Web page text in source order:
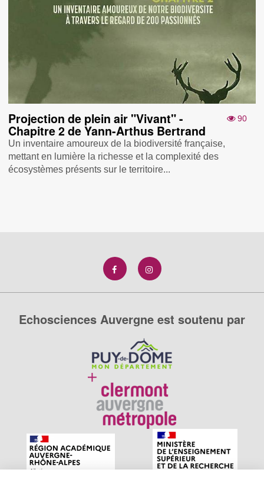
90
Projection de plein air "Vivant" -
Chapitre 2 de Yann-Arthus Bertrand
Un inventaire amoureux de la biodiversité française,
mettant en lumière la richesse et la complexité des
écosystèmes présents sur le territoire...
Echosciences Auvergne est soutenu par